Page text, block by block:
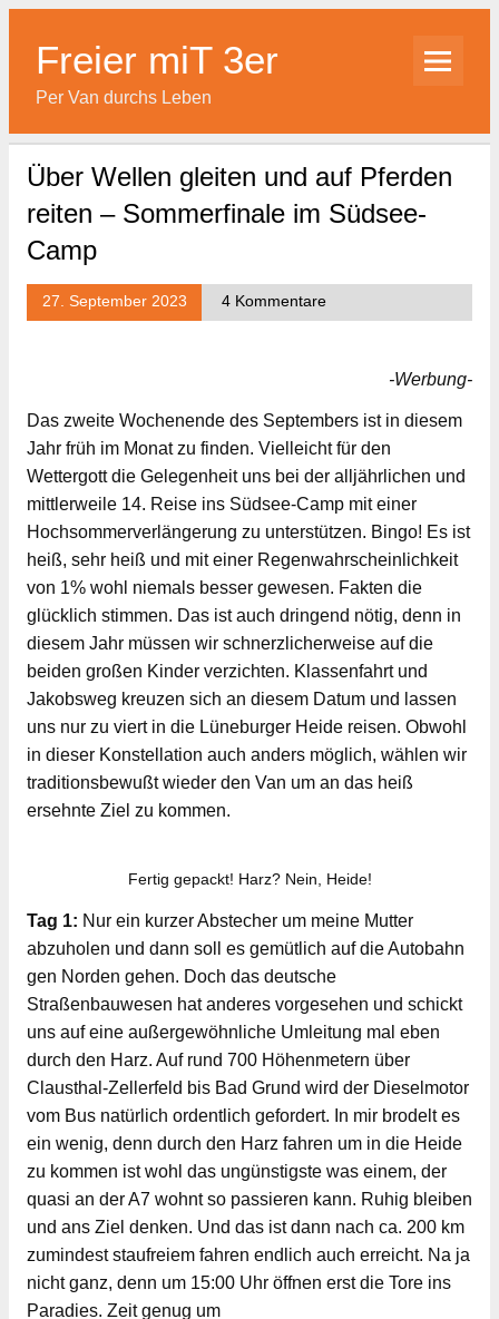
Skip
contentFreier miT 3er
Per Van durchs Leben
Über Wellen gleiten und auf Pferden
reiten – Sommerfinale im Südsee-
Camp
27. September 2023 4 Kommentare
-Werbung-
Das zweite Wochenende des Septembers ist in diesem
Jahr früh im Monat zu finden. Vielleicht für den
Wettergott die Gelegenheit uns bei der alljährlichen und
mittlerweile 14. Reise ins Südsee-Camp mit einer
Hochsommerverlängerung zu unterstützen. Bingo! Es ist
heiß, sehr heiß und mit einer Regenwahrscheinlichkeit
von 1% wohl niemals besser gewesen. Fakten die
glücklich stimmen. Das ist auch dringend nötig, denn in
diesem Jahr müssen wir schnerzlicherweise auf die
beiden großen Kinder verzichten. Klassenfahrt und
Jakobsweg kreuzen sich an diesem Datum und lassen
uns nur zu viert in die Lüneburger Heide reisen. Obwohl
in dieser Konstellation auch anders möglich, wählen wir
traditionsbewußt wieder den Van um an das heiß
ersehnte Ziel zu kommen.
Fertig gepackt! Harz? Nein, Heide!
Tag 1: Nur ein kurzer Abstecher um meine Mutter
abzuholen und dann soll es gemütlich auf die Autobahn
gen Norden gehen. Doch das deutsche
Straßenbauwesen hat anderes vorgesehen und schickt
uns auf eine außergewöhnliche Umleitung mal eben
durch den Harz. Auf rund 700 Höhenmetern über
Clausthal-Zellerfeld bis Bad Grund wird der Dieselmotor
vom Bus natürlich ordentlich gefordert. In mir brodelt es
ein wenig, denn durch den Harz fahren um in die Heide
zu kommen ist wohl das ungünstigste was einem, der
quasi an der A7 wohnt so passieren kann. Ruhig bleiben
und ans Ziel denken. Und das ist dann nach ca. 200 km
zumindest staufreiem fahren endlich auch erreicht. Na ja
nicht ganz, denn um 15:00 Uhr öffnen erst die Tore ins
Paradies. Zeit genug um